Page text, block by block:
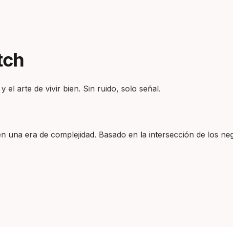
el arte de vivir bien. Sin ruido, solo señal.
una era de complejidad. Basado en la intersección de los